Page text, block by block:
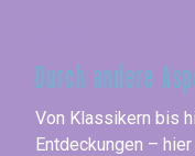
Durch andere
Von Klassikern bis
Entdeckungen –